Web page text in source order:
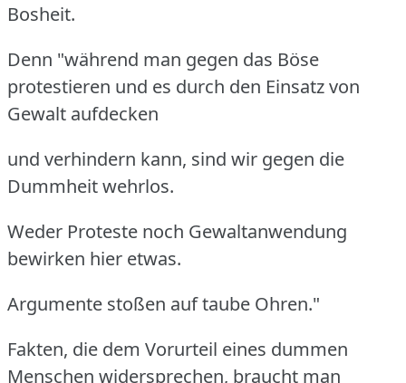
Bosheit.
Denn "während man gegen das Böse
protestieren und es durch den Einsatz von
Gewalt aufdecken
und verhindern kann, sind wir gegen die
Dummheit wehrlos.
Weder Proteste noch Gewaltanwendung
bewirken hier etwas.
Argumente stoßen auf taube Ohren."
Fakten, die dem Vorurteil eines dummen
Menschen widersprechen, braucht man